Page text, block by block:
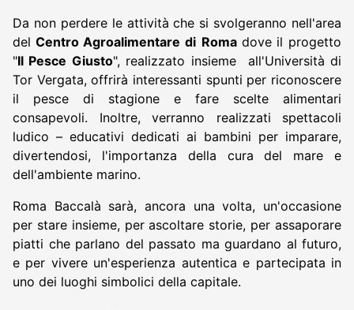
Da non perdere le attività che si svolgeranno nell'area
del Centro Agroalimentare di Roma dove il progetto
"Il Pesce Giusto", realizzato insieme all'Università di
Tor Vergata, offrirà interessanti spunti per riconoscere
il pesce di stagione e fare scelte alimentari
consapevoli. Inoltre, verranno realizzati spettacoli
ludico – educativi dedicati ai bambini per imparare,
divertendosi, l'importanza della cura del mare e
dell'ambiente marino.
Roma Baccalà sarà, ancora una volta, un'occasione
per stare insieme, per ascoltare storie, per assaporare
piatti che parlano del passato ma guardano al futuro,
e per vivere un'esperienza autentica e partecipata in
uno dei luoghi simbolici della capitale.